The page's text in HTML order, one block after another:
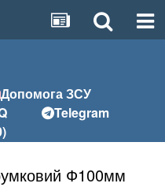
Допомога ЗСУ
Telegram
Ф100мм